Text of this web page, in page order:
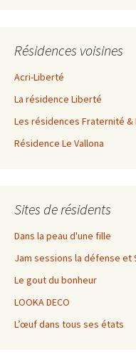
Résidences voisines
Acri-Liberté
La résidence Liberté
Les résidences Fraternité &
Résidence Le Vallona
Sites de résidents
Dans la peau d'une fille
Jam sessions la défense et
Le gout du bonheur
LOOKA DECO
L’œuf dans tous ses états